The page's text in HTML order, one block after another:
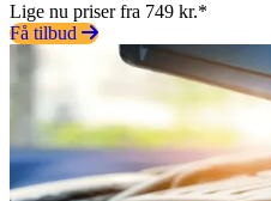
Lige nu priser fra 749 kr.*
Få tilbud